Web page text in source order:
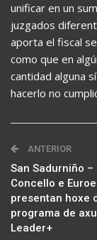
unificar en un
juzgados
aporta el fiscal
como que en
cantidad alguna
hacerlo no
ANTERIOR
San Sadurniño –
Concello e
presentan hoxe
programa de
Leader+